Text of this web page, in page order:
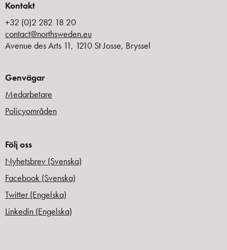
Kontakt
+32 (0)2 282 18 20
contact@northsweden.eu
Avenue des Arts 11, 1210 St Josse, Bryssel
Genvägar
Medarbetare
Policyområden
Följ oss
Nyhetsbrev (Svenska)
Facebook (Svenska)
Twitter (Engelska)
Linkedin (Engelska)